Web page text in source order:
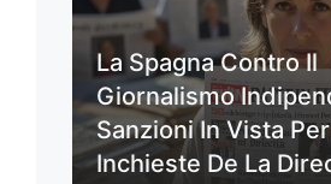
La Spagna Contro Il
Giornalismo
Sanzioni In Vista
Inchieste De La